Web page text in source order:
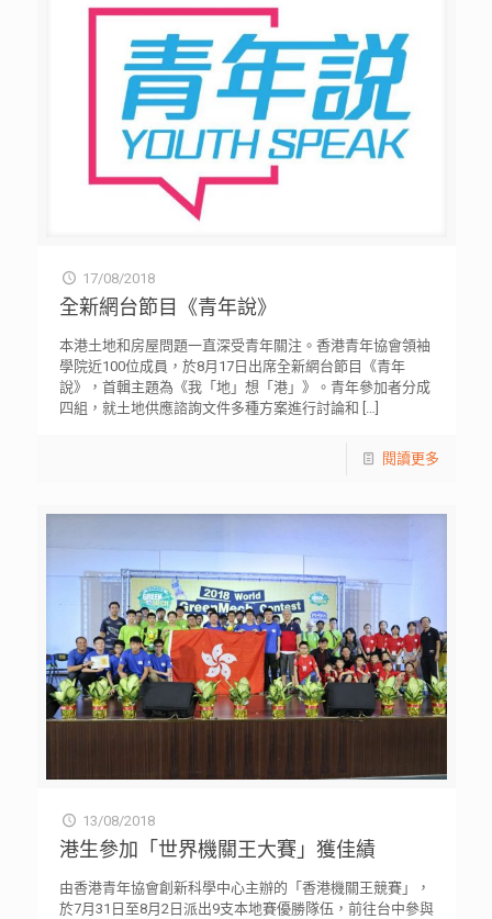
17/08/2018
全新網台節目《青年說》
本港土地和房屋問題一直深受青年關注。香港青年協會領袖
學院近100位成員，於8月17日出席全新網台節目《青年
說》，首輯主題為《我「地」想「港」》。青年參加者分成
四組，就土地供應諮詢文件多種方案進行討論和 […]
閱讀更多
13/08/2018
港生參加「世界機關王大賽」獲佳績
由香港青年協會創新科學中心主辦的「香港機關王競賽」，
於7月31日至8月2日派出9支本地賽優勝隊伍，前往台中參與